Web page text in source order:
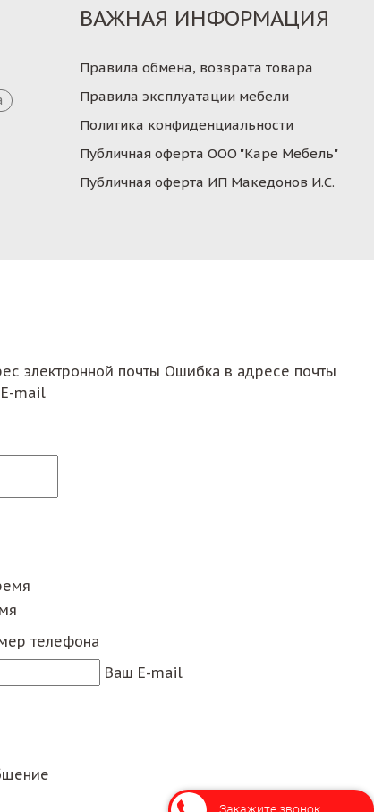
ВАЖНАЯ ИНФОРМАЦИЯ
Правила обмена, возврата товара
Правила эксплуатации мебели
Политика конфиденциальности
Публичная оферта ООО "Каре Мебель"
Публичная оферта ИП Македонов И.С.
электронной почты Ошибка в адресе почты
mail
телефона
Ваш E-mail